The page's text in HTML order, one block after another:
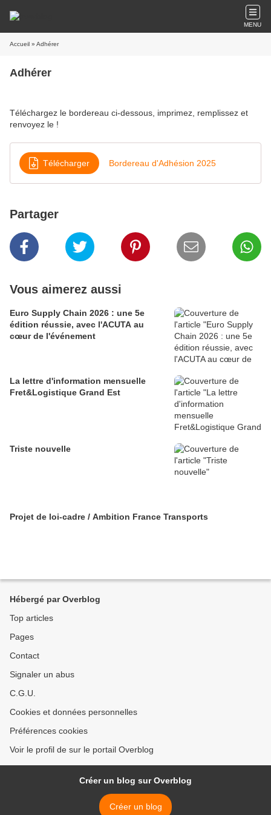
MENU
Accueil » Adhérer
Adhérer
Téléchargez le bordereau ci-dessous, imprimez, remplissez et
renvoyez le !
Télécharger Bordereau d'Adhésion 2025
Partager
Vous aimerez aussi
Euro Supply Chain 2026 : une 5e
édition réussie, avec l'ACUTA au
cœur de l'événement
La lettre d'information mensuelle
Fret&Logistique Grand Est
Triste nouvelle
Projet de loi-cadre / Ambition France Transports
Hébergé par Overblog
Top articles
Pages
Contact
Signaler un abus
C.G.U.
Cookies et données personnelles
Préférences cookies
Voir le profil de sur le portail Overblog
Créer un blog sur Overblog
Créer un blog